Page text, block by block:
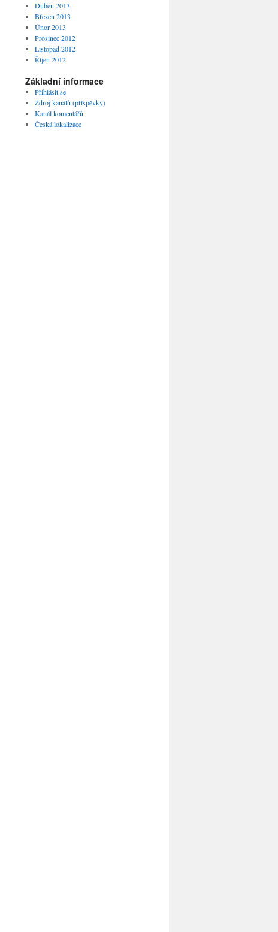
Duben 2013
Březen 2013
Únor 2013
Prosinec 2012
Listopad 2012
Říjen 2012
Základní informace
Přihlásit se
Zdroj kanálů (příspěvky)
Kanál komentářů
Česká lokalizace